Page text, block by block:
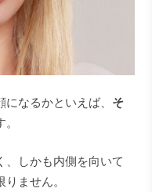
なるかといえば、 そ
、しかも内側を向いて
ません。